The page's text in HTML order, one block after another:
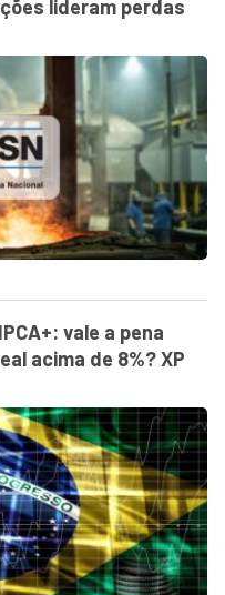
lideram perdas
vale a pena
acima de 8%? XP